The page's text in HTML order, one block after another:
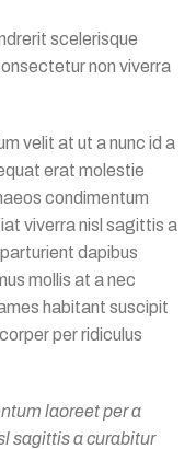
scelerisque
non viverra
velit at ut a nunc id a
erat molestie
condimentum
viverra nisl sagittis a
dapibus
mollis at a nec
habitant suscipit
per ridiculus
laoreet per a
sagittis a curabitur